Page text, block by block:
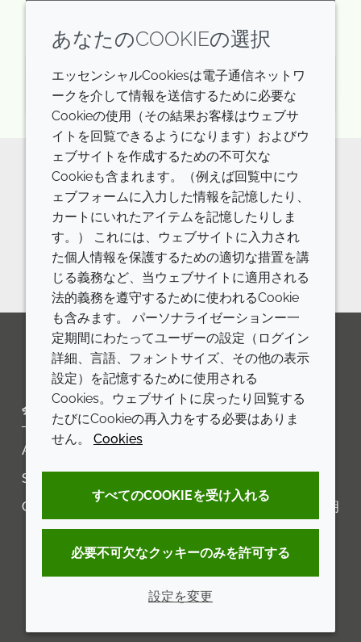
水曜日 15th 11月 2023
原料及び処方についてのお問い合わ
せは
こちら
LinkedInYoutubeLine
会社
Annual Report
Sustainability Report
Croda.com
LEGAL
アクセシビリティに関する声明
あなたのCOOKIEの選択
エッセンシャルCookiesは電子通信ネットワ
ークを介して情報を送信するために必要な
Cookieの使用（その結果お客様はウェブサ
イトを回覧できるようになります）およびウ
ェブサイトを作成するための不可欠な
Cookieも含まれます。（例えば回覧中にウ
ェブフォームに入力した情報を記憶したり、
カートにいれたアイテムを記憶したりしま
す。） これには、ウェブサイトに入力され
た個人情報を保護するための適切な措置を講
じる義務など、当ウェブサイトに適用される
法的義務を遵守するために使われるCookie
も含みます。 パーソナライゼーションー一
定期間にわたってユーザーの設定（ログイン
詳細、言語、フォントサイズ、その他の表示
設定）を記憶するために使用される
Cookies。ウェブサイトに戻ったり回覧する
たびにCookieの再入力をする必要はありま
せん。 Cookies
すべてのCOOKIEを受け入れる
必要不可欠なクッキーのみを許可する
設定を変更